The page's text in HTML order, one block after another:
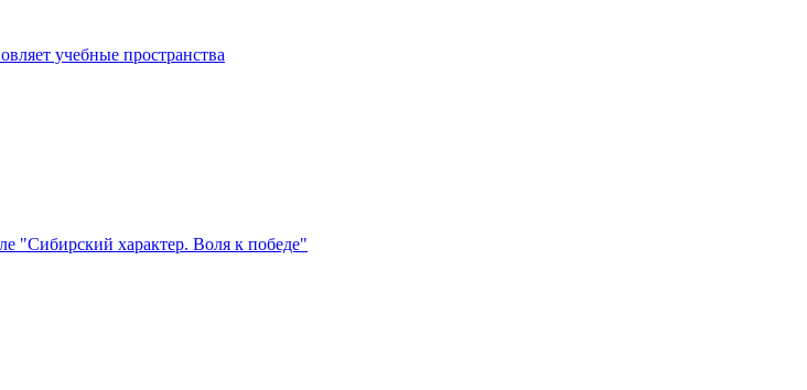
учебные пространства
"Сибирский характер. Воля к победе"